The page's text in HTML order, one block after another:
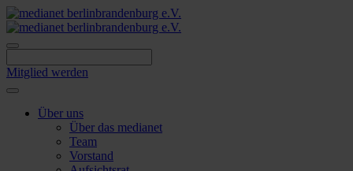
Skip
to
content
Mitglied werden
Über uns
Über das medianet
Team
Vorstand